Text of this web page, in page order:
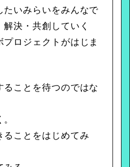
たいみらいをみんなで
解決・共創していく
プロジェクトがはじま
ることを待つのではな
ることをはじめてみ